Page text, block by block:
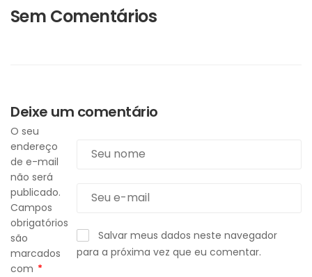
Sem Comentários
Deixe um comentário
O seu
endereço
de e-mail
não será
publicado.
Campos
obrigatórios
são
marcados
com *
Salvar meus dados neste navegador
para a próxima vez que eu comentar.